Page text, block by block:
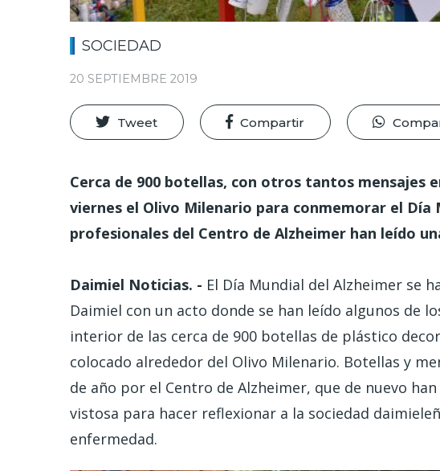
SOCIEDAD
20 SEPTIEMBRE 2019
Tweet Compartir
Cerca de 900 botellas, con otros tantos mensajes
viernes el Olivo Milenario para conmemorar el Día
profesionales del Centro de Alzheimer han leído
Daimiel Noticias. - El Día Mundial del Alzheimer se
Daimiel con un acto donde se han leído algunos de
interior de las cerca de 900 botellas de plástico
colocado alrededor del Olivo Milenario. Botellas y
de año por el Centro de Alzheimer, que de nuevo
vistosa para hacer reflexionar a la sociedad
enfermedad.